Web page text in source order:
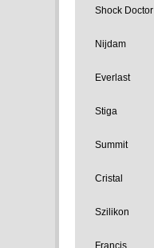
Shock Doctor
Nijdam
Everlast
Stiga
Summit
Cristal
Szilikon
Francis